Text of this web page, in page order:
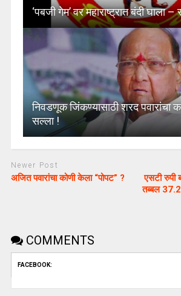
‘पबजी गेम’ वर महाराष्ट्रात बंदी घाला
निवडणूक जिंकण्यासाठी शरद पवारांचा
सल्ला !
Newer Post
अजित पवारांचा कोणी केला “पोपट” ?
एसटी रुपी
तब्बल
COMMENTS
FACEBOOK: